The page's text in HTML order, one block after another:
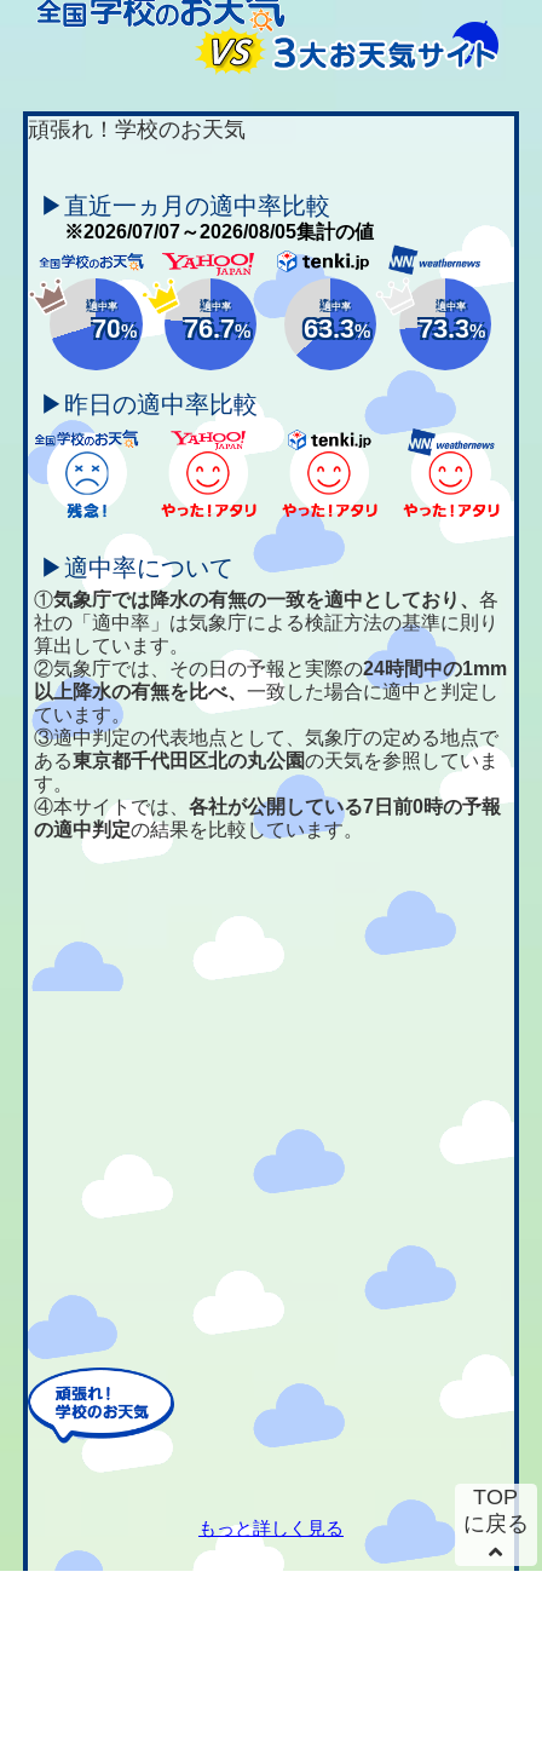
頑張れ！学校のお天気
▶直近一ヵ月の適中率比較
※2026/07/07～2026/08/05集計の値
適中率
70%
適中率
76.7%
適中率
63.3%
適中率
73.3%
▶昨日の適中率比較
▶適中率について
①気象庁では降水の有無の一致を適中としており、各
社の「適中率」は気象庁による検証方法の基準に則り
算出しています。
②気象庁では、その日の予報と実際の24時間中の1mm
以上降水の有無を比べ、一致した場合に適中と判定し
ています。
③適中判定の代表地点として、気象庁の定める地点で
ある東京都千代田区北の丸公園の天気を参照していま
す。
④本サイトでは、各社が公開している7日前0時の予報
の適中判定の結果を比較しています。
もっと詳しく見る
TOP
に戻る